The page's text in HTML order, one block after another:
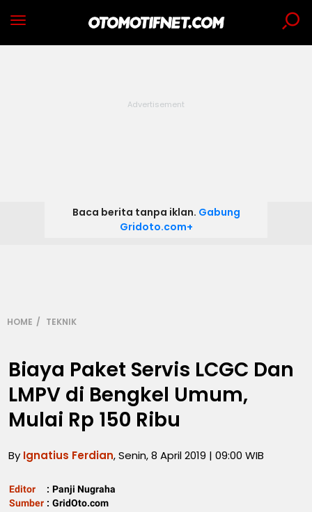
Baca berita tanpa iklan. Gabung
Gridoto.com+
HOME TEKNIK
Biaya Paket Servis LCGC Dan
LMPV di Bengkel Umum,
Mulai Rp 150 Ribu
By Ignatius Ferdian, Senin, 8 April 2019 | 09:00 WIB
Editor : Panji Nugraha
Sumber : GridOto.com